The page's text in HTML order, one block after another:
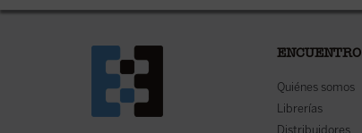
ENCUENTRO
Quiénes somos
Librerías
Distribuidores